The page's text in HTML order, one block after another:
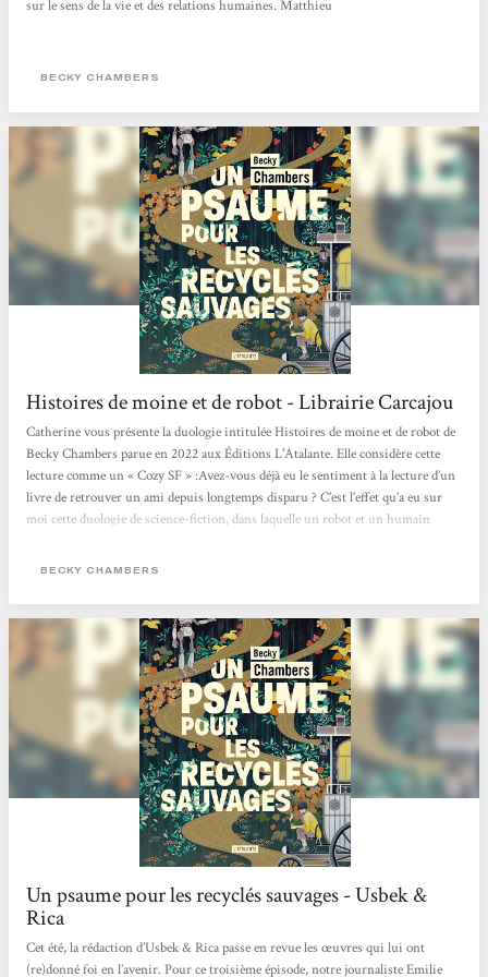
sur le sens de la vie et des relations humaines. Matthieu
BECKY CHAMBERS
Histoires de moine et de robot - Librairie Carcajou
Catherine vous présente la duologie intitulée Histoires de moine et de robot de
Becky Chambers parue en 2022 aux Éditions L'Atalante. Elle considère cette
lecture comme un « Cozy SF » :Avez-vous déjà eu le sentiment à la lecture d’un
livre de retrouver un ami depuis longtemps disparu ? C’est l’effet qu’a eu sur
moi cette duologie de science-fiction, dans laquelle un robot et un humain
amitié poignante nait et s’approfondie, alors que se dévoile la beauté de l’univers
BECKY CHAMBERS
Un psaume pour les recyclés sauvages - Usbek &
Rica
Cet été, la rédaction d’Usbek & Rica passe en revue les œuvres qui lui ont
(re)donné foi en l’avenir. Pour ce troisième épisode, notre journaliste Emilie